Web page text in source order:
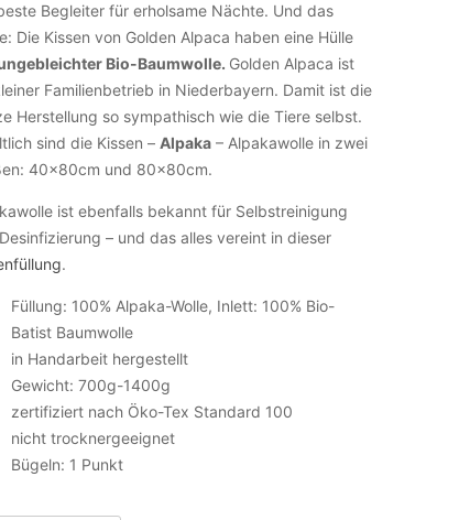
Begleiter für erholsame Nächte. Und das
Die Kissen von Golden Alpaca haben eine Hülle
Bio-Baumwolle. Golden Alpaca ist
Familienbetrieb in Niederbayern. Damit ist die
Herstellung so sympathisch wie die Tiere selbst.
sind die Kissen – Alpaka – Alpakawolle in zwei
40x80cm und 80x80cm.
ist ebenfalls bekannt für Selbstreinigung
– und das alles vereint in dieser
.
Füllung: 100% Alpaka-Wolle, Inlett: 100% Bio-
Batist Baumwolle
in Handarbeit hergestellt
Gewicht: 700g-1400g
zertifiziert nach Öko-Tex Standard 100
nicht trocknergeeignet
Bügeln: 1 Punkt